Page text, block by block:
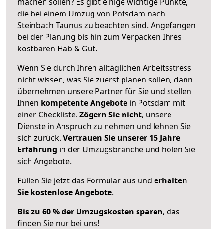
die bei einem Umzug von Potsdam nach
Steinbach Taunus zu beachten sind. Angefangen
bei der Planung bis hin zum Verpacken Ihres
kostbaren Hab & Gut.
Wenn Sie durch Ihren alltäglichen Arbeitsstress
nicht wissen, was Sie zuerst planen sollen, dann
übernehmen unsere Partner für Sie und stellen
Ihnen kompetente Angebote in Potsdam mit
einer Checkliste. Zögern Sie nicht, unsere
Dienste in Anspruch zu nehmen und lehnen Sie
sich zurück. Vertrauen Sie unserer 15 Jahre
Erfahrung in der Umzugsbranche und holen Sie
sich Angebote.
Füllen Sie jetzt das Formular aus und erhalten
Sie kostenlose Angebote.
Bis zu 60 % der Umzugskosten sparen, das
finden Sie nur bei uns!